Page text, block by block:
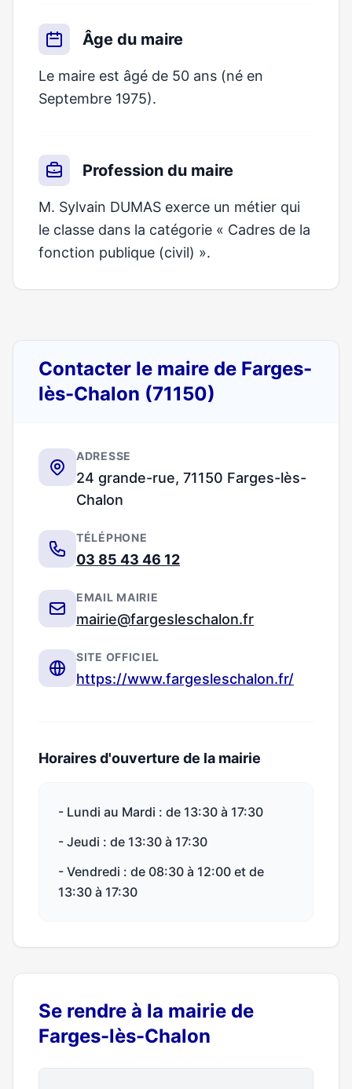
Âge du maire
Le maire est âgé de 50 ans (né en
Septembre 1975).
Profession du maire
M. Sylvain DUMAS exerce un métier qui
le classe dans la catégorie « Cadres de la
fonction publique (civil) ».
Contacter le maire de Farges-
lès-Chalon (71150)
ADRESSE
24 grande-rue, 71150 Farges-lès-
Chalon
TÉLÉPHONE
03 85 43 46 12
EMAIL MAIRIE
mairie@fargesleschalon.fr
SITE OFFICIEL
https://www.fargesleschalon.fr/
Horaires d'ouverture de la mairie
- Lundi au Mardi : de 13:30 à 17:30
- Jeudi : de 13:30 à 17:30
- Vendredi : de 08:30 à 12:00 et de
13:30 à 17:30
Se rendre à la mairie de
Farges-lès-Chalon